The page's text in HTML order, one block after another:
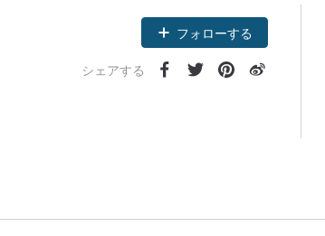
フォローする
シェアする